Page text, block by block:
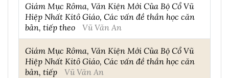
Giám Mục Rôma, Văn Kiện Mới Của Bộ Cổ Vũ
Hiệp Nhất Kitô Giáo, Các vấn đề thần học căn
bản, tiếp theo
Vũ Văn An
Giám Mục Rôma, Văn Kiện Mới Của Bộ Cổ Vũ
Hiệp Nhất Kitô Giáo, Các vấn đề thần học căn
bản, tiếp
Vũ Văn An